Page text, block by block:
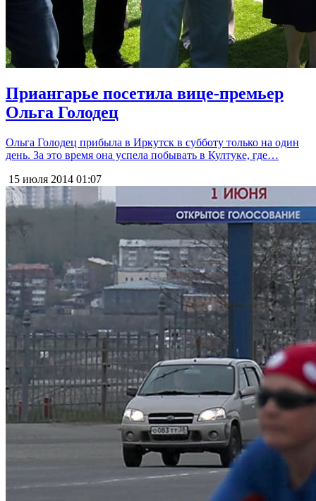
Приангарье посетила вице-премьер
Ольга Голодец
Ольга Голодец прибыла в Иркутск в субботу только на один
день. За это время она успела побывать в Култуке, где…
15 июля 2014 01:07